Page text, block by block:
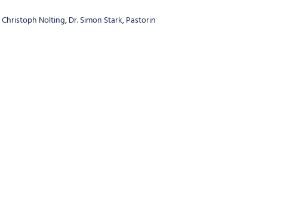
Nolting, Dr. Simon Stark, Pastorin